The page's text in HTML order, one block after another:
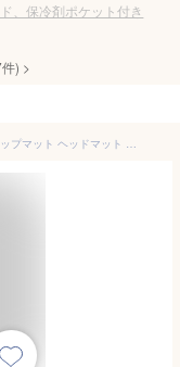
、保冷剤ポケット付き
件) >
＼2個購入で→もう1個プレゼント／アイスキャップマット ヘッドマット アイス 帽子 保冷剤 ヘッドクール アイスパット やわらか 冷却 熱中症対策 暑さ 頭部 クール 冷感 シート 氷 ヘルメット 接触冷感 大人 子供 キッズ NASA PCM 頭冷やす クールパッド 屋外作業 通勤 防災